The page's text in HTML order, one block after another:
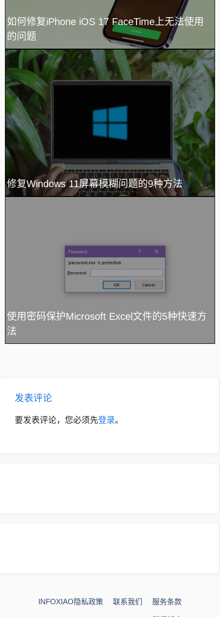
如何修复iPhone iOS 17 FaceTime上无法使用
的问题
修复Windows 11屏幕模糊问题的9种方法
使用密码保护Microsoft Excel文件的5种快速方
法
发表评论
要发表评论，您必须先登录。
INFOXIAO隐私政策 联系我们 服务条款